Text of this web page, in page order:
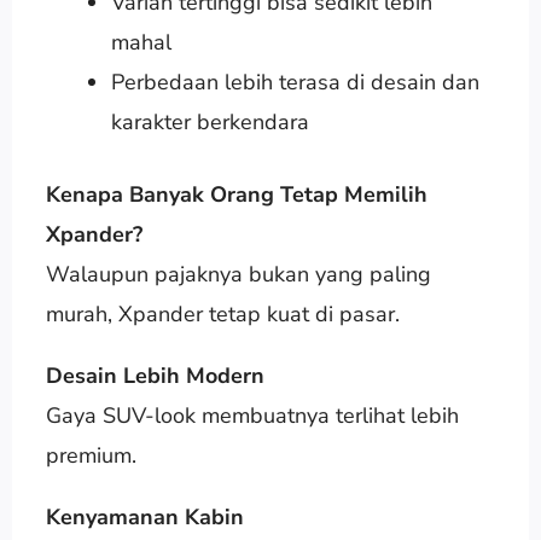
mahal
Perbedaan lebih terasa di desain dan
karakter berkendara
Kenapa Banyak Orang Tetap Memilih
Xpander?
Walaupun pajaknya bukan yang paling
murah, Xpander tetap kuat di pasar.
Desain Lebih Modern
Gaya SUV-look membuatnya terlihat lebih
premium.
Kenyamanan Kabin